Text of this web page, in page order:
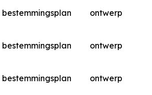
bestemmingsplan ontwerp
bestemmingsplan ontwerp
bestemmingsplan ontwerp